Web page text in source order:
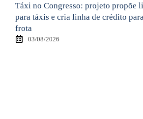
Táxi no Congresso: projeto propõe
para táxis e cria linha de crédito
frota
03/08/2026